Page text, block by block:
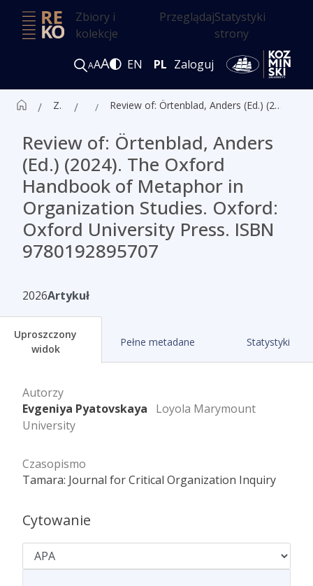
Zbiory i
kolekcje
PrzeglądajStatystyki
strony
AAA EN PL Zaloguj
Zbiór czasopism ALK Artykuły Review of: Örtenblad, Anders (Ed.) (2024). The Oxford Handbook of Metaphor in Organization Studies. Oxford: Oxford University Press. ISBN 9780192895707
Review of: Örtenblad, Anders
(Ed.) (2024). The Oxford
Handbook of Metaphor in
Organization Studies. Oxford:
Oxford University Press. ISBN
9780192895707
2026Artykuł
Uproszczony
widok
Pełne metadane Statystyki
Autorzy
Evgeniya Pyatovskaya
Loyola Marymount
University
Czasopismo
Tamara: Journal for Critical Organization Inquiry
Cytowanie